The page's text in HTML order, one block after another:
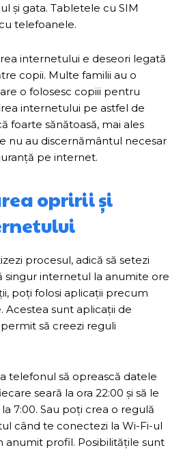
și gata. Tabletele cu SIM
telefoanele.
internetului e deseori legată
copii. Multe familii au o
o folosesc copiii pentru
internetului pe astfel de
foarte sănătoasă, mai ales
nu au discernământul necesar
pe internet.
opririi și
procesul, adică să setezi
singur internetul la anumite ore
poți folosi aplicații precum
Acestea sunt aplicații de
să creezi reguli
telefonul să oprească datele
seară la ora 22:00 și să le
7:00. Sau poți crea o regulă
când te conectezi la Wi-Fi-ul
anumit profil. Posibilitățile sunt